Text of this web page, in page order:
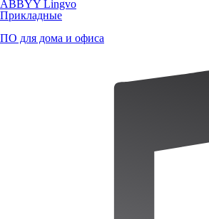
ABBYY Lingvo
Прикладные
ПО для дома и офиса